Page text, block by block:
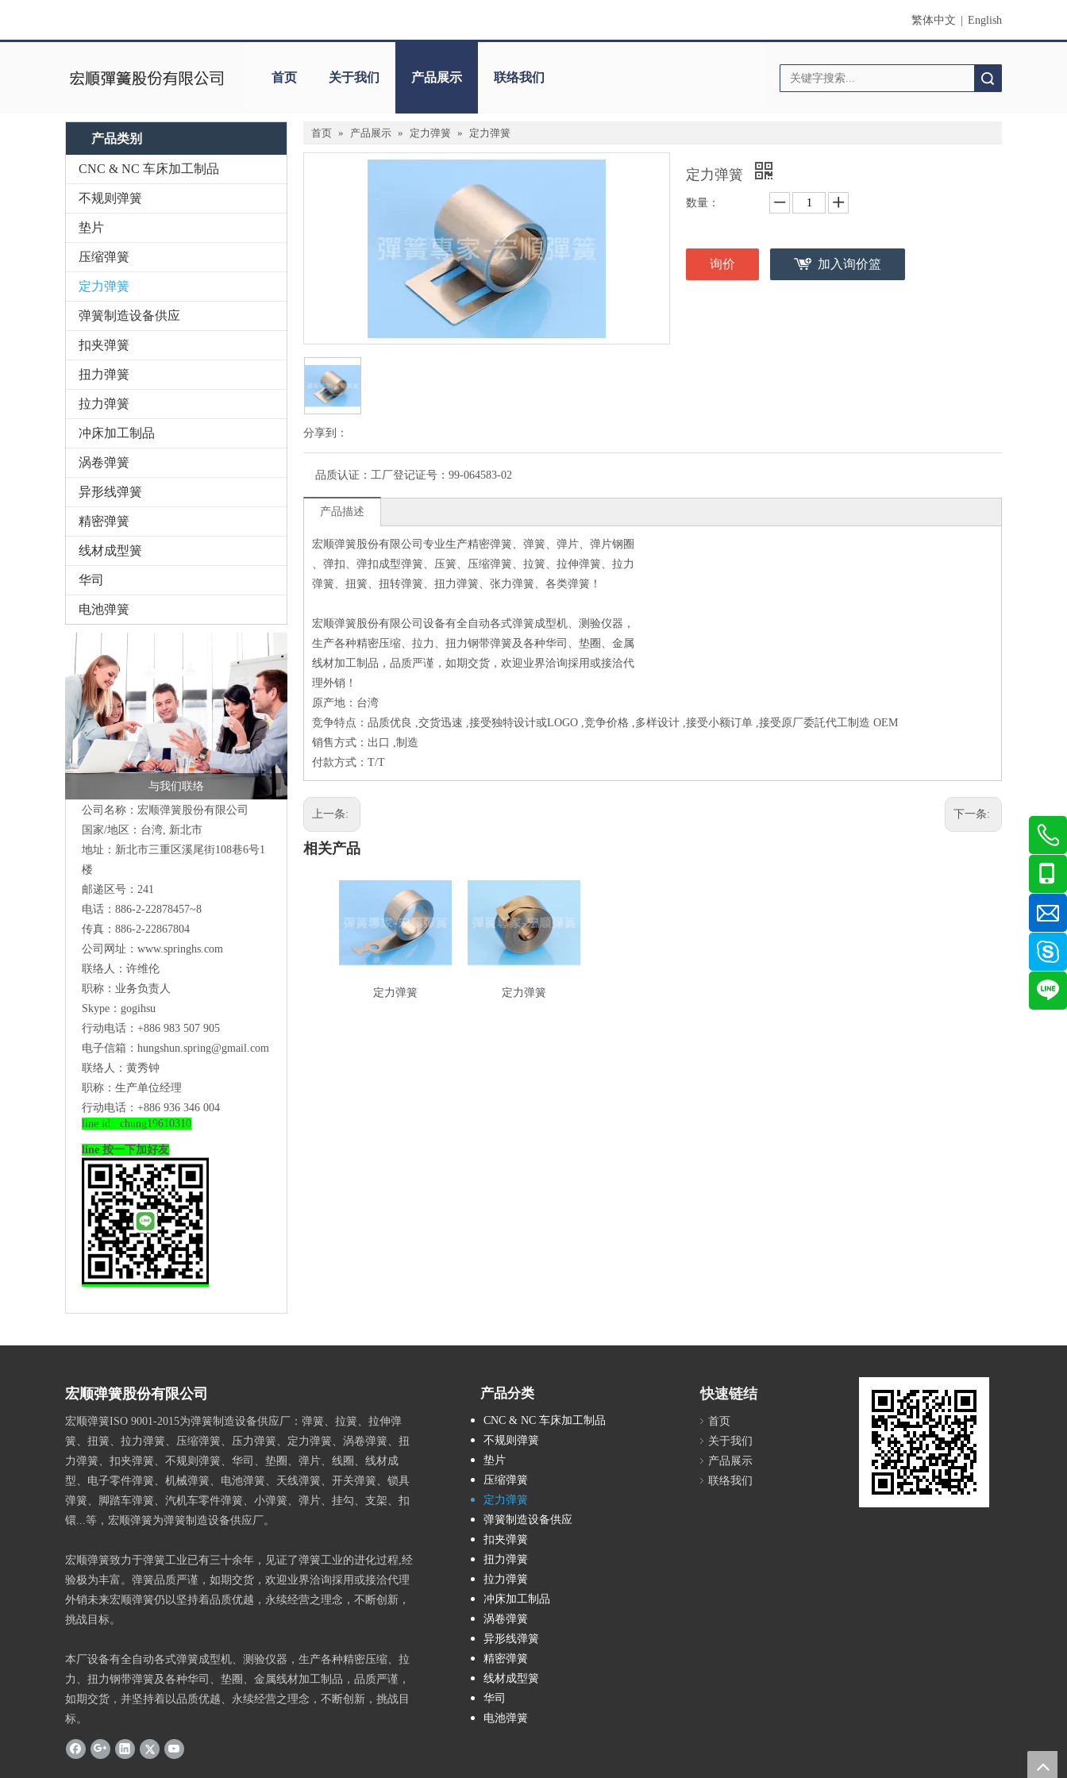
繁体中文 English
首页 关于我们 产品展示 联络我们
产品类别
CNC & NC 车床加工制品
不规则弹簧
垫片
压缩弹簧
定力弹簧
弹簧制造设备供应
扣夹弹簧
扭力弹簧
拉力弹簧
冲床加工制品
涡卷弹簧
异形线弹簧
精密弹簧
线材成型簧
华司
电池弹簧
与我们联络
公司名称：宏顺弹簧股份有限公司
国家/地区：台湾, 新北市
地址：新北市三重区溪尾街108巷6号1
楼
邮递区号：241
电话：886-2-22878457~8
传真：886-2-22867804
公司网址： www.springhs.com
联络人：许维伦
职称：业务负责人
Skype：gogihsu
行动电话：+886 983 507 905
电子信箱： hungshun.spring@gmail.com
联络人：黄秀钟
职称：生产单位经理
行动电话：+886 936 346 004
line id: chung19610310
line 按一下加好友
首页 » 产品展示 » 定力弹簧 » 定力弹簧
分享到：
定力弹簧
数量：
询价 加入询价篮
品质认证： 工厂登记证号：99-064583-02
产品描述
宏顺弹簧股份有限公司专业生产精密弹簧、弹簧、弹片、弹片钢圈
、弹扣、弹扣成型弹簧、压簧、压缩弹簧、拉簧、拉伸弹簧、拉力
弹簧、扭簧、扭转弹簧、扭力弹簧、张力弹簧、各类弹簧！
宏顺弹簧股份有限公司设备有全自动各式弹簧成型机、测验仪器，
生产各种精密压缩、拉力、扭力钢带弹簧及各种华司、垫圈、金属
线材加工制品，品质严谨，如期交货，欢迎业界洽询採用或接洽代
理外销！
原产地：台湾
竞争特点：品质优良 ,交货迅速 ,接受独特设计或LOGO ,竞争价格 ,多样设计 ,接受小额订单 ,接受原厂委託代工制造 OEM
销售方式：出口 ,制造
付款方式：T/T
上一条: 下一条:
相关产品
定力弹簧 定力弹簧
宏顺弹簧股份有限公司
宏顺弹簧ISO 9001-2015为弹簧制造设备供应厂：弹簧、拉簧、拉伸弹
簧、扭簧、拉力弹簧、压缩弹簧、压力弹簧、定力弹簧、涡卷弹簧、扭
力弹簧、扣夹弹簧、不规则弹簧、华司、垫圈、弹片、线圈、线材成
型、电子零件弹簧、机械弹簧、电池弹簧、天线弹簧、开关弹簧、锁具
弹簧、脚踏车弹簧、汽机车零件弹簧、小弹簧、弹片、挂勾、支架、扣
镮...等，宏顺弹簧为弹簧制造设备供应厂。
宏顺弹簧致力于弹簧工业已有三十余年，见证了弹簧工业的进化过程,经
验极为丰富。弹簧品质严谨，如期交货，欢迎业界洽询採用或接洽代理
外销未来宏顺弹簧仍以坚持着品质优越，永续经营之理念，不断创新，
挑战目标。
本厂设备有全自动各式弹簧成型机、测验仪器，生产各种精密压缩、拉
力、扭力钢带弹簧及各种华司、垫圈、金属线材加工制品，品质严谨，
如期交货，并坚持着以品质优越、永续经营之理念，不断创新，挑战目
标。
产品分类
CNC & NC 车床加工制品
不规则弹簧
垫片
压缩弹簧
定力弹簧
弹簧制造设备供应
扣夹弹簧
扭力弹簧
拉力弹簧
冲床加工制品
涡卷弹簧
异形线弹簧
精密弹簧
线材成型簧
华司
电池弹簧
快速链结
首页
关于我们
产品展示
联络我们